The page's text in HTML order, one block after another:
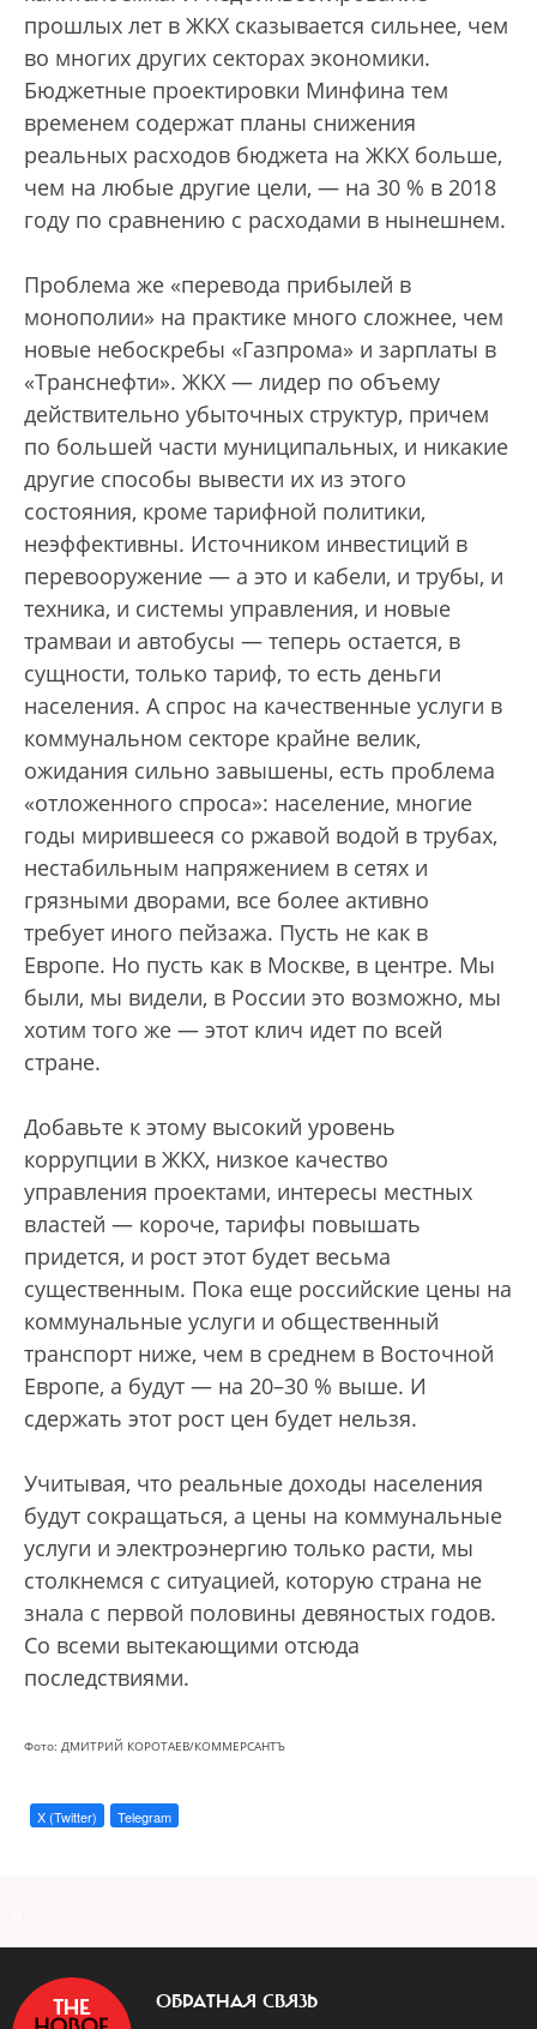
прошлых лет в ЖКХ сказывается сильнее, чем
во многих других секторах экономики.
Бюджетные проектировки Минфина тем
временем содержат планы снижения
реальных расходов бюджета на ЖКХ больше,
чем на любые другие цели, — на 30 % в 2018
году по сравнению с расходами в нынешнем.
Проблема же «перевода прибылей в
монополии» на практике много сложнее, чем
новые небоскребы «Газпрома» и зарплаты в
«Транснефти». ЖКХ — лидер по объему
действительно убыточных структур, причем
по большей части муниципальных, и никакие
другие способы вывести их из этого
состояния, кроме тарифной политики,
неэффективны. Источником инвестиций в
перевооружение — а это и кабели, и трубы, и
техника, и системы управления, и новые
трамваи и автобусы — теперь остается, в
сущности, только тариф, то есть деньги
населения. А спрос на качественные услуги в
коммунальном секторе крайне велик,
ожидания сильно завышены, есть проблема
«отложенного спроса»: население, многие
годы мирившееся со ржавой водой в трубах,
нестабильным напряжением в сетях и
грязными дворами, все более активно
требует иного пейзажа. Пусть не как в
Европе. Но пусть как в Москве, в центре. Мы
были, мы видели, в России это возможно, мы
хотим того же — этот клич идет по всей
стране.
Добавьте к этому высокий уровень
коррупции в ЖКХ, низкое качество
управления проектами, интересы местных
властей — короче, тарифы повышать
придется, и рост этот будет весьма
существенным. Пока еще российские цены на
коммунальные услуги и общественный
транспорт ниже, чем в среднем в Восточной
Европе, а будут — на 20–30 % выше. И
сдержать этот рост цен будет нельзя.
Учитывая, что реальные доходы населения
будут сокращаться, а цены на коммунальные
услуги и электроэнергию только расти, мы
столкнемся с ситуацией, которую страна не
знала с первой половины девяностых годов.
Со всеми вытекающими отсюда
последствиями.
Фото: ДМИТРИЙ КОРОТАЕВ/КОММЕРСАНТЪ
X (Twitter) Telegram
ОБРАТНАЯ СВЯЗЬ